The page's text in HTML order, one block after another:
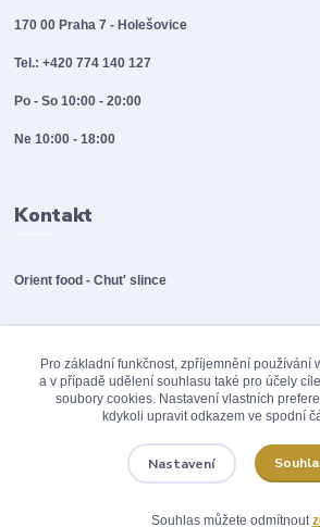
170 00 Praha 7 - Holešovice
Tel.: +420 774 140 127
Po - So 10:00 - 20:00
Ne 10:00 - 18:00
Kontakt
Orient food - Chut' slince
Pro základní funkčnost, zpříjemnění používání
a v případě udělení souhlasu také pro účely
soubory cookies. Nastavení vlastních
kdykoli upravit odkazem ve spodní
Nastavení
Souhlas můžete odmítnout